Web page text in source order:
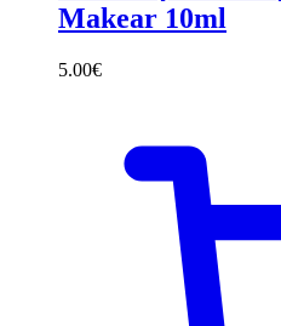
Makear 10ml
5.00€